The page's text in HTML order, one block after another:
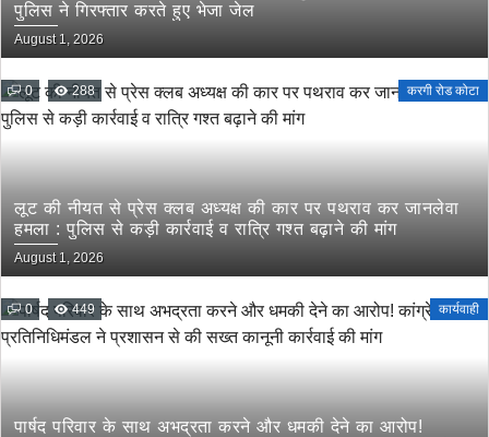
पुलिस ने गिरफ्तार करते हुए भेजा जेल
August 1, 2026
0 288 करगी रोड कोटा
लूट की नीयत से प्रेस क्लब अध्यक्ष की कार पर पथराव कर जानलेवा
हमला : पुलिस से कड़ी कार्रवाई व रात्रि गश्त बढ़ाने की मांग
August 1, 2026
0 449 कार्यवाही
पार्षद परिवार के साथ अभद्रता करने और धमकी देने का आरोप!